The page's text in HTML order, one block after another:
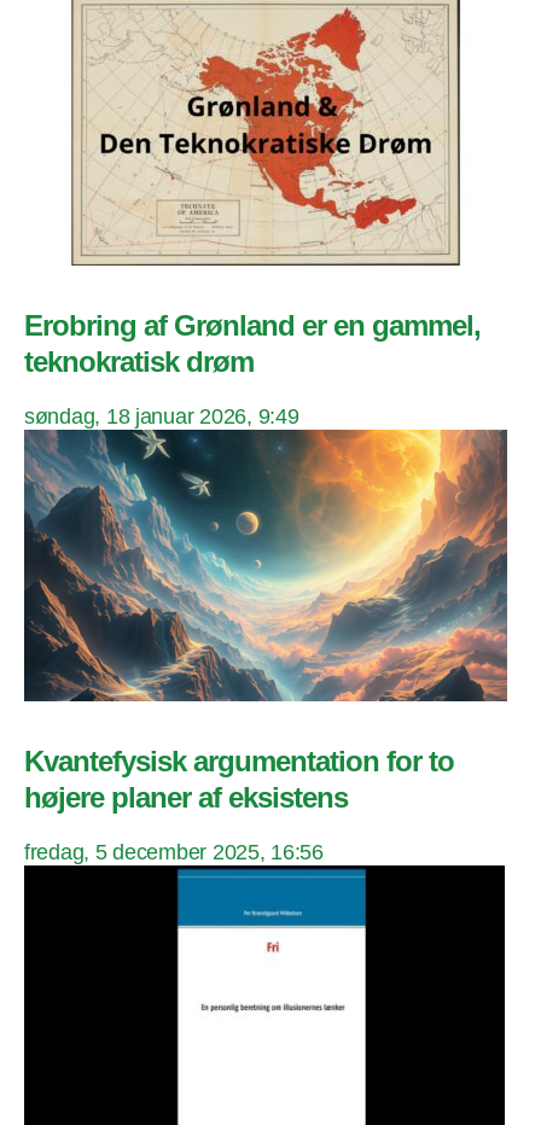
Erobring af Grønland er en gammel,
teknokratisk drøm
søndag, 18 januar 2026, 9:49
Kvantefysisk argumentation for to
højere planer af eksistens
fredag, 5 december 2025, 16:56